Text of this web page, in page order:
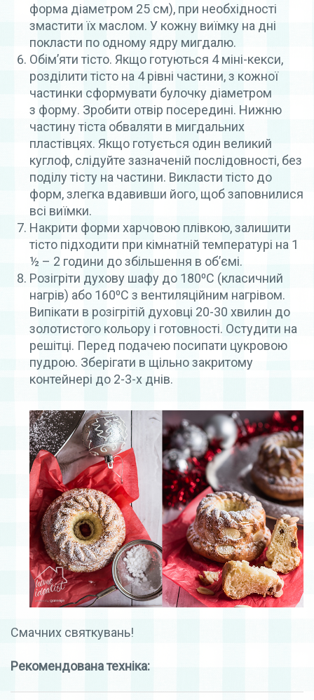
форма діаметром 25 см), при необхідності
змастити їх маслом. У кожну виїмку на дні
покласти по одному ядру мигдалю.
Обім’яти тісто. Якщо готуються 4 міні-кекси,
розділити тісто на 4 рівні частини, з кожної
частинки сформувати булочку діаметром
з форму. Зробити отвір посередині. Нижню
частину тіста обваляти в мигдальних
пластівцях. Якщо готується один великий
куглоф, слідуйте зазначеній послідовності, без
поділу тісту на частини. Викласти тісто до
форм, злегка вдавивши його, щоб заповнилися
всі виїмки.
Накрити форми харчовою плівкою, залишити
тісто підходити при кімнатній температурі на 1
½ – 2 години до збільшення в об’ємі.
Розігріти духову шафу до 180⁰С (класичний
нагрів) або 160⁰С з вентиляційним нагрівом.
Випікати в розігрітій духовці 20-30 хвилин до
золотистого кольору і готовності. Остудити на
решітці. Перед подачею посипати цукровою
пудрою. Зберігати в щільно закритому
контейнері до 2-3-х днів.
Смачних святкувань!
Рекомендована техніка: